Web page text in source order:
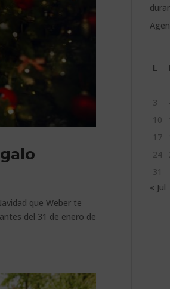
que Weber te
del 31 de enero de
L
3
10
17
24
31
« Jul